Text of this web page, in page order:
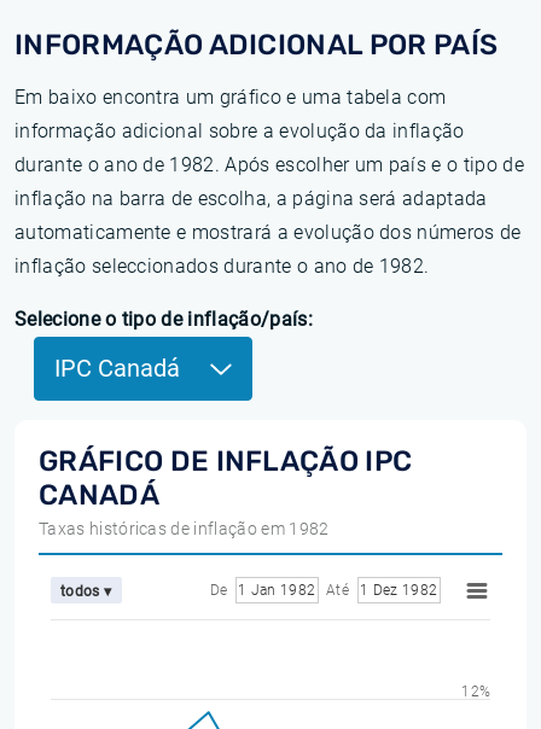
INFORMAÇÃO ADICIONAL POR PAÍS
Em baixo encontra um gráfico e uma tabela com
informação adicional sobre a evolução da inflação
durante o ano de 1982. Após escolher um país e o tipo de
inflação na barra de escolha, a página será adaptada
automaticamente e mostrará a evolução dos números de
inflação seleccionados durante o ano de 1982.
Selecione o tipo de inflação/país:
IPC Canadá
GRÁFICO DE INFLAÇÃO IPC
CANADÁ
Taxas históricas de inflação em 1982
todos ▾ De 1 Jan 1982 Até 1 Dez 1982
12%